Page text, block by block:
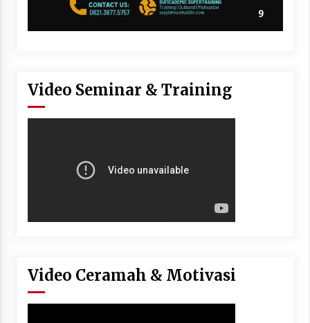
Video Seminar & Training
Video Ceramah & Motivasi